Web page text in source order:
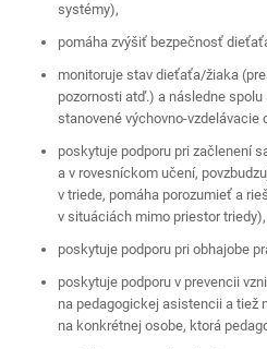
systémy),
pomáha zvýšiť bezpečnosť
monitoruje stav dieťaťa/žiaka
pozornosti atď.) a následne
stanovené výchovno-vzdelávacie
poskytuje podporu pri začlenení
a v rovesníckom učení,
v triede, pomáha porozumieť a
v situáciách mimo priestor triedy),
poskytuje podporu pri obhajobe
poskytuje podporu v prevencii
na pedagogickej asistencii a tiež
na konkrétnej osobe, ktorá